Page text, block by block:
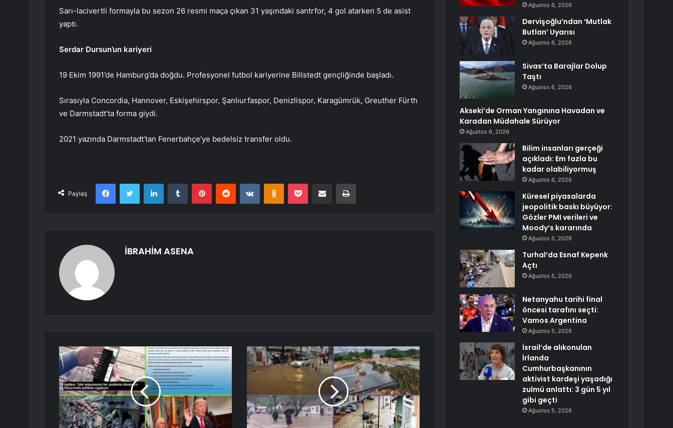
Sarı-lacivertli formayla bu sezon 26 resmi maça çıkan 31 yaşındaki santrfor, 4 gol atarken 5 de asist
yaptı.
Serdar Dursun’un kariyeri
19 Ekim 1991’de Hamburg’da doğdu. Profesyonel futbol kariyerine Billstedt gençliğinde başladı.
Sırasıyla Concordia, Hannover, Eskişehirspor, Şanlıurfaspor, Denizlispor, Karagümrük, Greuther Fürth
ve Darmstadt’ta forma giydi.
2021 yazında Darmstadt’tan Fenerbahçe’ye bedelsiz transfer oldu.
Paylaş
FacebookTwitter LinkedInTumblr PinterestReddit VKontakteOdnoklassniki
Pocket E-Posta ile paylaş Yazdır
İBRAHİM ASENA
Ağustos 6, 2026
Dervişoğlu’ndan ‘Mutlak
Butlan’ Uyarısı
Ağustos 6, 2026
Sivas’ta Barajlar Dolup
Taştı
Ağustos 6, 2026
Akseki’de Orman Yangınına Havadan ve
Karadan Müdahale Sürüyor
Ağustos 6, 2026
Bilim insanları gerçeği
açıkladı: Em fazla bu
kadar olabiliyormuş
Ağustos 6, 2026
Küresel piyasalarda
jeopolitik baskı büyüyor:
Gözler PMI verileri ve
Moody’s kararında
Ağustos 5, 2026
Turhal’da Esnaf Kepenk
Açtı
Ağustos 5, 2026
Netanyahu tarihi final
öncesi tarafını seçti:
Vamos Argentina
Ağustos 5, 2026
İsrail’de alıkonulan
İrlanda
Cumhurbaşkanının
aktivist kardeşi yaşadığı
zulmü anlattı: 3 gün 5 yıl
gibi geçti
Ağustos 5, 2026